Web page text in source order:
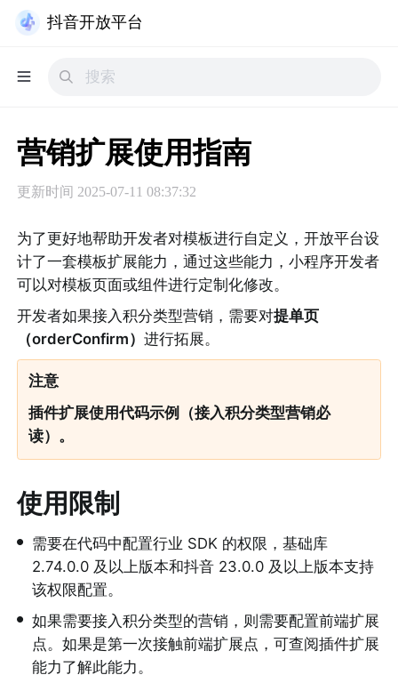
抖音开放平台
营销扩展使用指南
更新时间 2025-07-11 08:37:32
为了更好地帮助开发者对模板进行自定义，开放平台设
计了一套模板扩展能力，通过这些能力，小程序开发者
可以对模板页面或组件进行定制化修改。
开发者如果接入积分类型营销，需要对提单页
（orderConfirm）进行拓展。
注意
插件扩展使用代码示例（接入积分类型营销必
读）。
使用限制
• 需要在代码中配置行业 SDK 的权限，基础库
2.74.0.0 及以上版本和抖音 23.0.0 及以上版本支持
该权限配置。
• 如果需要接入积分类型的营销，则需要配置前端扩展
点。如果是第一次接触前端扩展点，可查阅插件扩展
能力了解此能力。